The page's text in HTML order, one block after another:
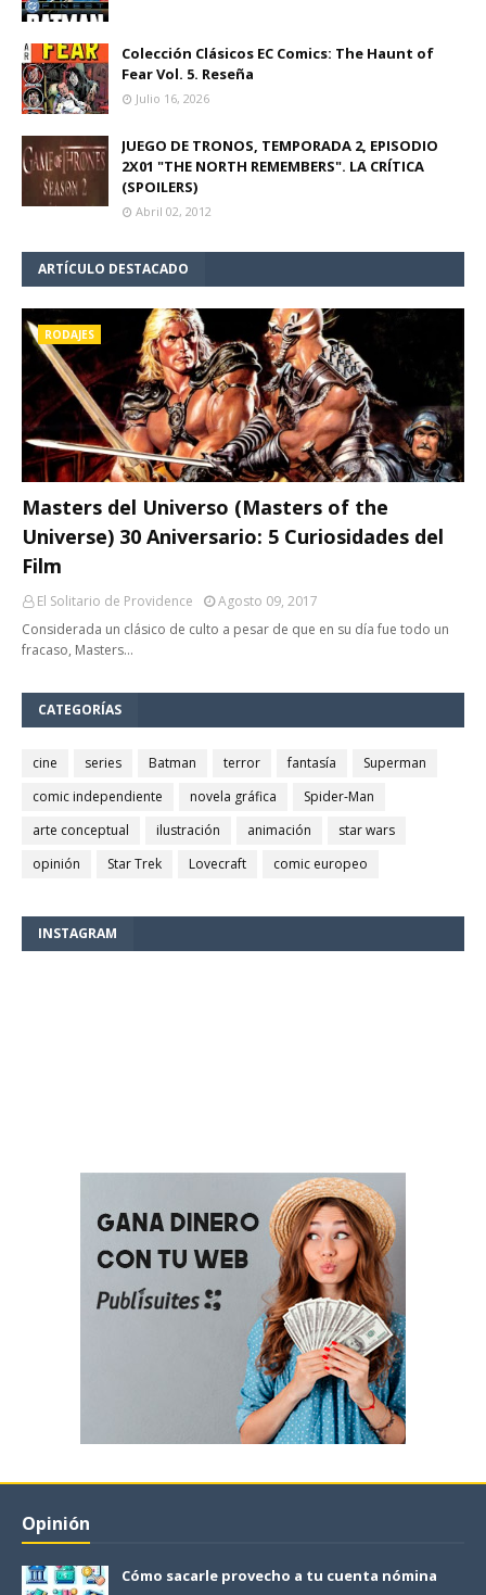
Colección Clásicos EC Comics: The Haunt of
Fear Vol. 5. Reseña
Julio 16, 2026
JUEGO DE TRONOS, TEMPORADA 2, EPISODIO
2X01 "THE NORTH REMEMBERS". LA CRÍTICA
(SPOILERS)
Abril 02, 2012
ARTÍCULO DESTACADO
RODAJES
Masters del Universo (Masters of the
Universe) 30 Aniversario: 5 Curiosidades del
Film
El Solitario de Providence
Agosto 09, 2017
Considerada un clásico de culto a pesar de que en su día fue todo un
fracaso, Masters…
CATEGORÍAS
cine series Batman terror fantasía
Superman
comic independiente
novela gráfica
Spider-Man
arte conceptual
ilustración animación
star wars
opinión
Star Trek Lovecraft comic europeo
INSTAGRAM
Opinión
Cómo sacarle provecho a tu cuenta nómina